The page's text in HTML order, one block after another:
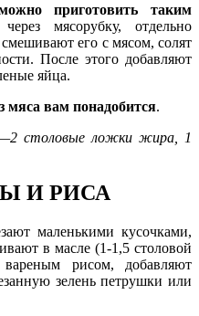
пригото­вить таким
мясорубку, отдельно
его с мясом, со­лят
После этого добавляют
яйца.
мяса вам понадобится.
столо­вые ложки жира, 1
И РИСА
ма­ленькими кусочками,
в масле (1-1,5 столо­вой
рисом, добавляют
зелень петрушки или